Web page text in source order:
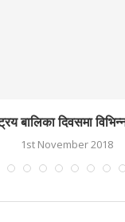
बालिका दिवसमा
1st November 2018